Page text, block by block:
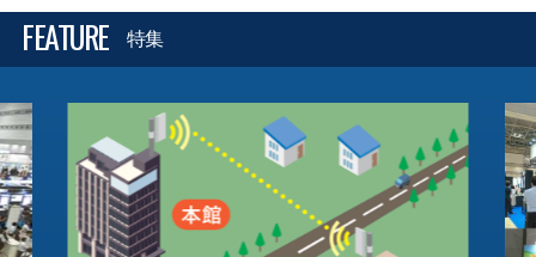
FEATURE 特集